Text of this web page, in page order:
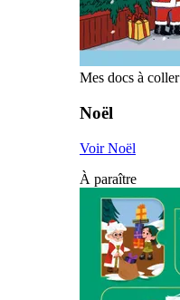
Mes docs à coller
Noël
Voir Noël
À paraître